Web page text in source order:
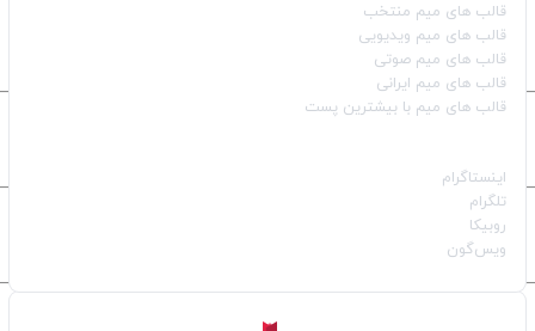
قالب‌ های میم منتخب
قالب‌ های میم ویدیویی
قالب‌ های میم صوتی
قالب‌ های میم ایرانی
قالب‌ های میم با بیشترین پست
اینستاگرام
تلگرام
روبیکا
ویس‌گون